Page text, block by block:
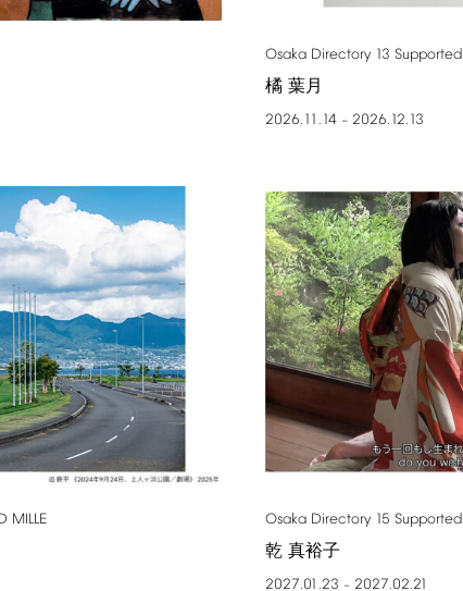
Osaka Directory 13 Supported
橘 葉月
2026.11.14 – 2026.12.13
MILLE Osaka Directory 15 Supported
乾 真裕子
2027.01.23 – 2027.02.21